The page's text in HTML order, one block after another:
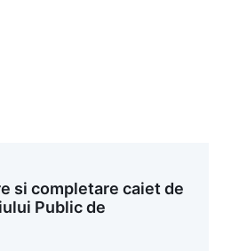
si completare caiet de
Public de